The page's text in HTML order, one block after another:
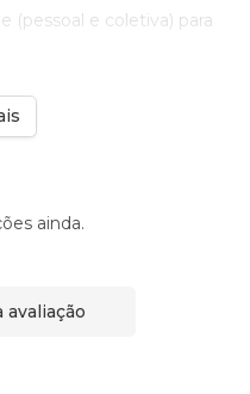
(pessoal e coletiva) para
ainda.
avaliação